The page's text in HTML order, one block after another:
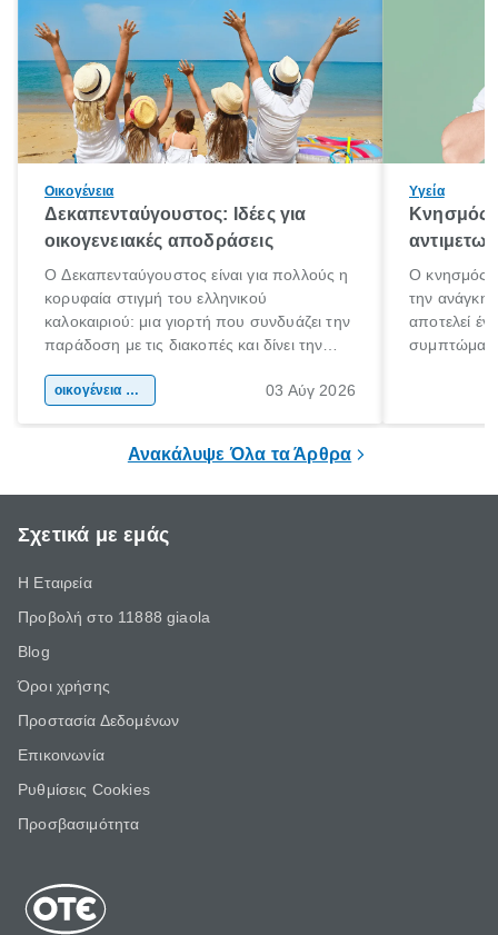
Οικογένεια
Δεκαπενταύγουστος: Ιδέες για
οικογενειακές αποδράσεις
Ο Δεκαπενταύγουστος είναι για πολλούς η
κορυφαία στιγμή του ελληνικού
καλοκαιριού: μια γιορτή που συνδυάζει την
παράδοση με τις διακοπές και δίνει την
χώρας. Είτε πρόκειται για λίγες μέρες
οικογένεια & παιδί 03 Αύγ 2026
Υγεία
Κνησμός:
Ο κνησμός
την ανάγκη
αποτελεί
Ανακάλυψε Όλα τα Άρθρα
Σχετικά με εμάς
Η Εταιρεία
Προβολή στο 11888 giaola
Blog
Όροι χρήσης
Προστασία Δεδομένων
Επικοινωνία
Ρυθμίσεις Cookies
Προσβασιμότητα